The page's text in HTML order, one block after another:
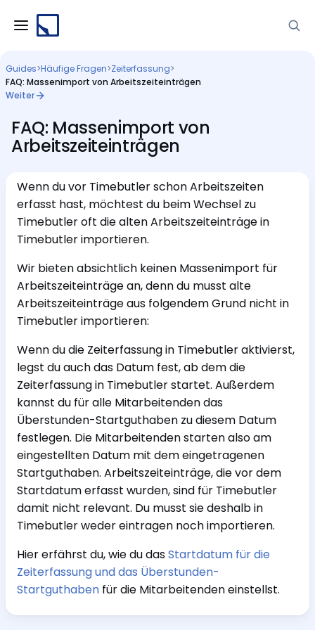
Guides>Häufige Fragen>Zeiterfassung>
FAQ: Massenimport von Arbeitszeiteinträgen
Weiter
FAQ: Massenimport von
Arbeitszeiteinträgen
Wenn du vor Timebutler schon Arbeitszeiten
erfasst hast, möchtest du beim Wechsel zu
Timebutler oft die alten Arbeitszeiteinträge in
Timebutler importieren.
Wir bieten absichtlich keinen Massenimport für
Arbeitszeiteinträge an, denn du musst alte
Arbeitszeiteinträge aus folgendem Grund nicht in
Timebutler importieren:
Wenn du die Zeiterfassung in Timebutler aktivierst,
legst du auch das Datum fest, ab dem die
Zeiterfassung in Timebutler startet. Außerdem
kannst du für alle Mitarbeitenden das
Überstunden-Startguthaben zu diesem Datum
festlegen. Die Mitarbeitenden starten also am
eingestellten Datum mit dem eingetragenen
Startguthaben. Arbeitszeiteinträge, die vor dem
Startdatum erfasst wurden, sind für Timebutler
damit nicht relevant. Du musst sie deshalb in
Timebutler weder eintragen noch importieren.
Hier erfährst du, wie du dasStartdatum für die
Zeiterfassung und das Überstunden-
Startguthaben für die Mitarbeitenden einstellst.